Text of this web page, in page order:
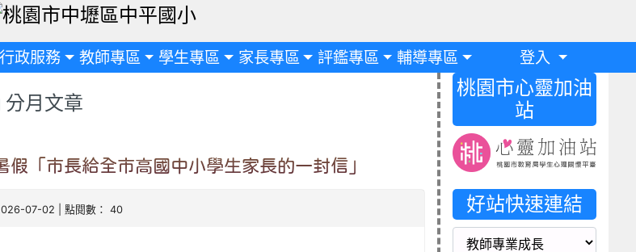
行政服務 教師專區 學生專區 家長專區 評鑑專區 輔導專區 登入
分月文章
「市長給全市高國中小學生家長的一封信」
07-02 | 點閱數： 40
桃園市心靈加油
站
好站快速連結